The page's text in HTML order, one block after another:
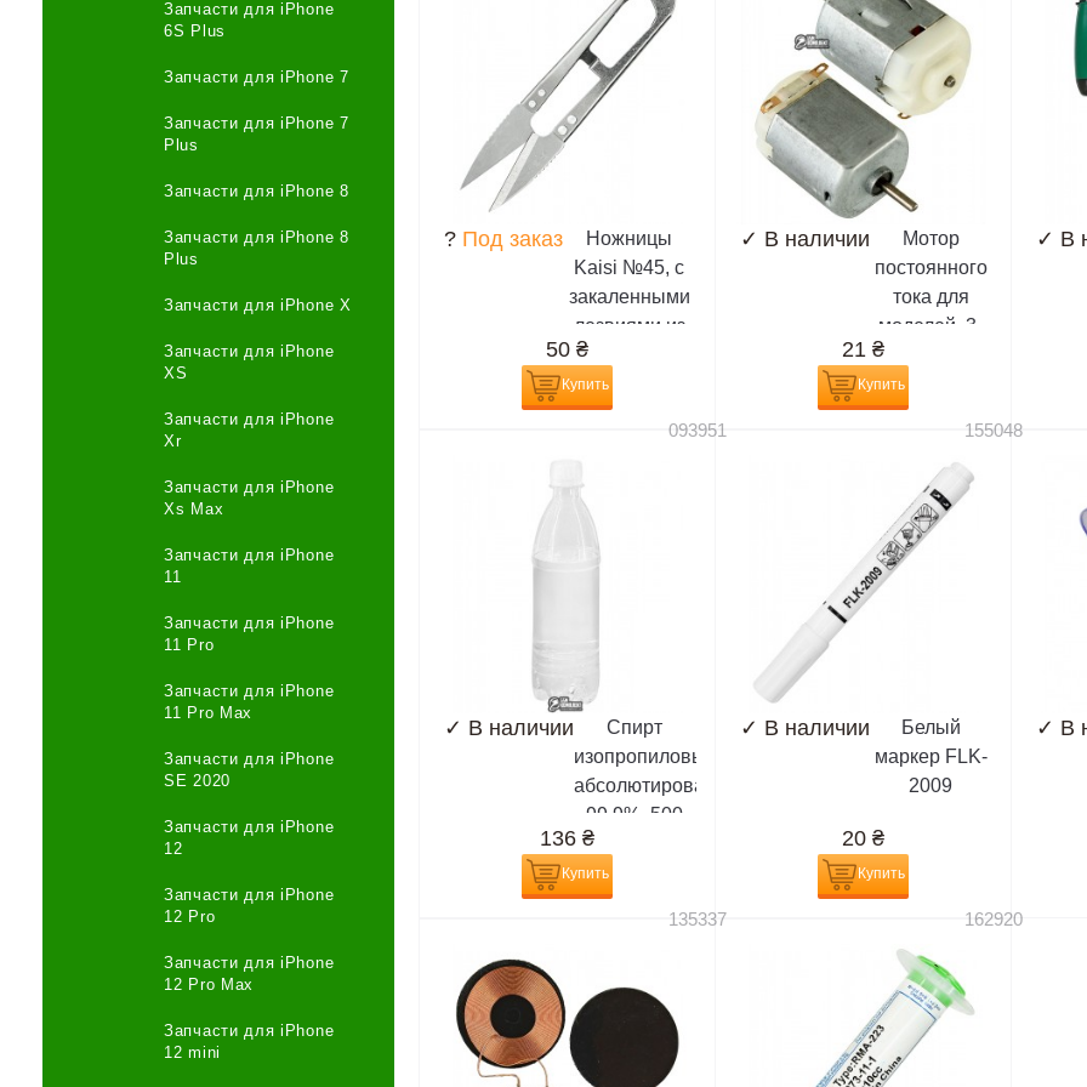
Запчасти для iPhone
6S Plus
Запчасти для iPhone 7
Запчасти для iPhone 7
Plus
Запчасти для iPhone 8
Запчасти для iPhone 8
Plus
Запчасти для iPhone X
Запчасти для iPhone
XS
Запчасти для iPhone
Xr
Запчасти для iPhone
Xs Max
Запчасти для iPhone
11
Запчасти для iPhone
11 Pro
Запчасти для iPhone
11 Pro Max
Запчасти для iPhone
SE 2020
Запчасти для iPhone
12
Запчасти для iPhone
12 Pro
Запчасти для iPhone
12 Pro Max
Запчасти для iPhone
12 mini
? Под заказ
Ножницы
Kaisi №45, с
закаленными
лезвиями из
высокоуглеродистой
стали (12,5
см,длина
лезвия 4,5)
50 ₴
Купить
✓ В наличии
Мотор
постоянного
тока для
моделей, 3-
21 ₴
Купить
✓ В
093951
✓ В наличии
Спирт
изопропиловый,
абсолютированный
99,9%, 500
(химически
чистый)
136 ₴
Купить
155048
✓ В наличии
Белый
маркер FLK-
2009
20 ₴
Купить
✓ В
135337 162920